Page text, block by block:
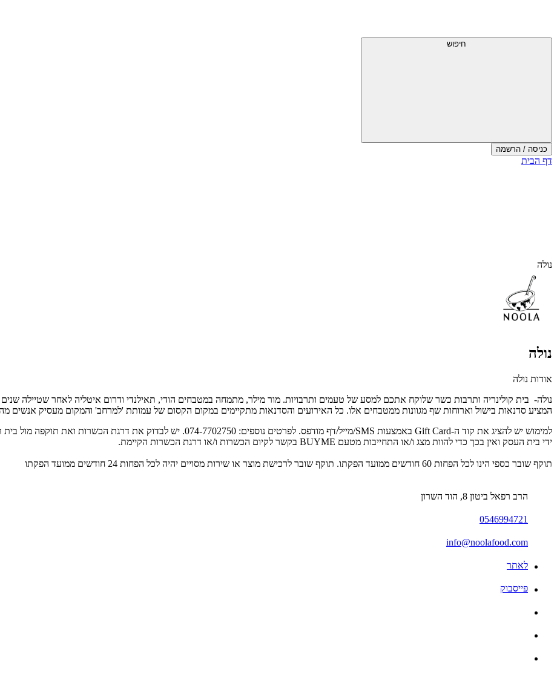
חיפוש
כניסה / הרשמה
דף הבית
נולה
נולה
אודות נולה
נולה- בית קולינריה ותרבות כשר שלוקח אתכם למסע של טעמים ותרבויות. מור מילר, מתמחה במטבחים הודי, תאילנדי ודרום איטליה לאחר שטיילה
המציע סדנאות בישול וארוחות שף מגוונות ממטבחים אלו. כל האירועים והסדנאות מתקיימים במקום הקסום של עמותת 'למרחב' והמקום מעסיק אנשים
ידי בית העסק ואין בכך כדי להוות מצג ו/או התחייבות מטעם BUYME בקשר לקיום הכשרות ו/או דרגת הכשרות הקיימת.
תוקף שובר כספי הינו לכל הפחות 60 חודשים ממועד הפקתו. תוקף שובר לרכישת מוצר או שירות מסויים יהיה לכל הפחות 24 חודשים ממועד הפקתו
הרב רפאל ביטון 8, הוד השרון
0546994721
info@noolafood.com
לאתר
פייסבוק